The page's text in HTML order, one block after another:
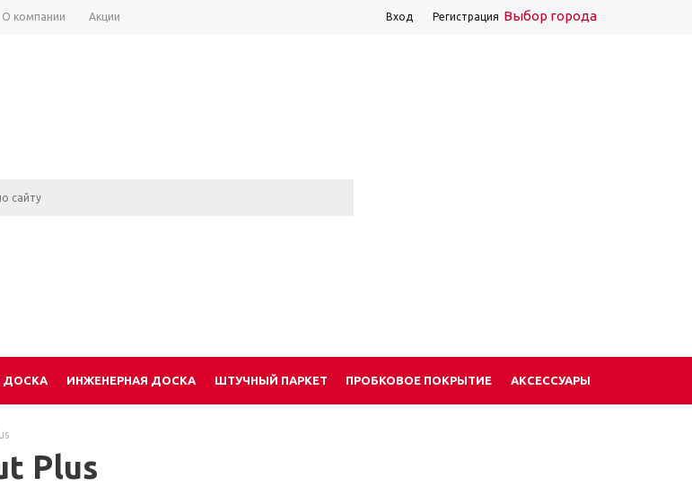
О компании Акции Выбор города
Вход Регистрация
ДОСКА ИНЖЕНЕРНАЯ ДОСКА ШТУЧНЫЙ ПАРКЕТ ПРОБКОВОЕ ПОКРЫТИЕ АКСЕССУАРЫ
Plus